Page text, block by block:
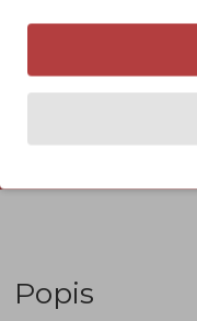
Popis